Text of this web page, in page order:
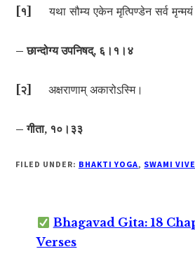
१ यथा सौम्य एकेन मृत्पिण्डेन सर्व मृन्मयं
– छान्दोग्य उपनिषद्, ६।१।४
२ अक्षराणाम् अकारोऽस्मि।
– गीता, १०।३३
FILED UNDER: BHAKTI YOGA, SWAMI
Bhagavad Gita: 18
Verses